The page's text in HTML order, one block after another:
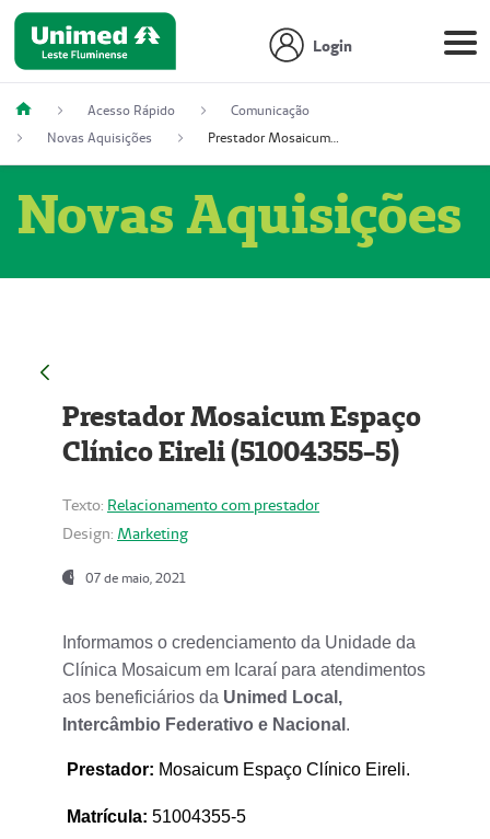
Login
Acesso Rápido
Comunicação
Novas Aquisições
Prestador Mosaicum Espaço Clínico Eireli (51004355-5)
Novas Aquisições
Prestador Mosaicum Espaço
Clínico Eireli (51004355-5)
Texto: Relacionamento com prestador
Design: Marketing
07 de maio, 2021
Informamos o credenciamento da Unidade da
Clínica Mosaicum em Icaraí para atendimentos
aos beneficiários da Unimed Local,
Intercâmbio Federativo e Nacional .
Prestador: Mosaicum Espaço Clínico Eireli.
Matrícula: 51004355-5